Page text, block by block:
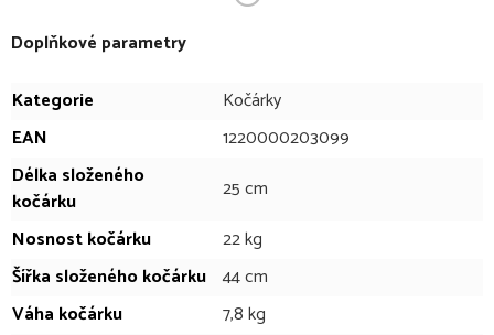
S hmotností pouhých 7,8 kg a skládáním jednou rukou na
dostatečně lehký tak, aby ho rodiny mohly vzít kamkoliv kam
potřebují, a aby pokročilé odpružení a odolné PU gumové
pneumatiky bez propíchnutí lehce zvládly stoupání a jízdu
každodenního života. Metro+ bezproblémově zapadá do
skládání jednou rukou a také pro dostatek úložného prostoru.
Kompatibilita s autosedačkami činí z kočárku Metro+ utra
kompaktního pomocníka pro každou rodinu s dětmi.
Doplňkové parametry
Kategorie
Kočárky
EAN
1220000203099
Délka složeného
kočárku
25 cm
Nosnost kočárku
22 kg
Šířka složeného kočárku 44 cm
Váha kočárku
7,8 kg